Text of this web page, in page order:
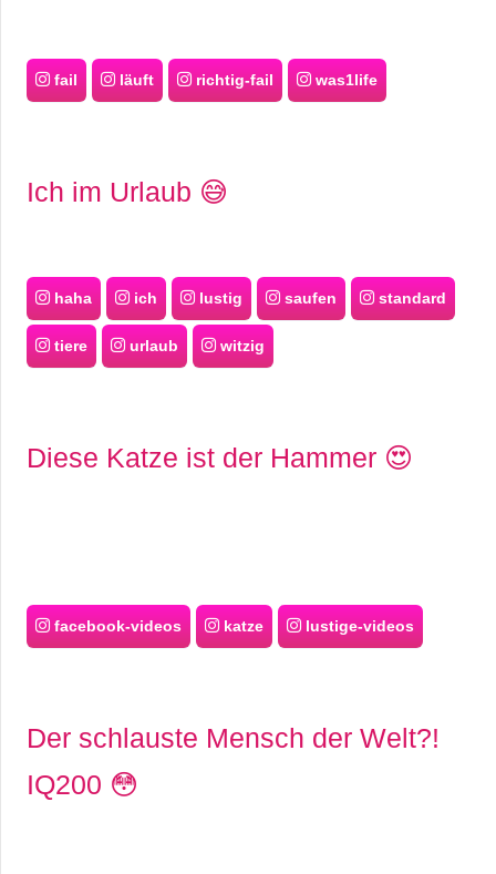
fail läuft richtig-fail was1life
Ich im Urlaub 😅
haha ich lustig saufen standard
tiere urlaub witzig
Diese Katze ist der Hammer 😍
facebook-videos katze lustige-videos
Der schlauste Mensch der Welt?!
IQ200 😳